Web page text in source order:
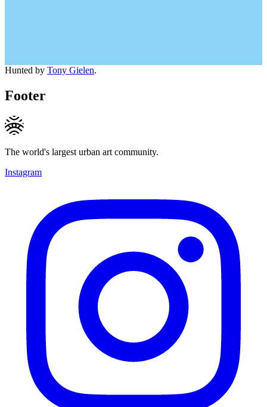
Hunted by Tony Gielen.
Footer
The world's largest urban art community.
Instagram